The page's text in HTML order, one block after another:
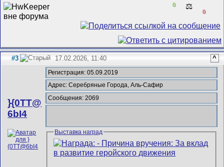
0 ⚖️
0
#3 17.02.2026, 11:40 ^
}{0TT@
6bI4
Регистрация: 05.09.2019
Адрес: Серебряные Города, Аль-Сафир
Сообщения: 2069
Выставка наград